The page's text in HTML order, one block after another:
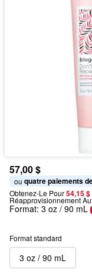
57,00 $
ou quatre paiements
Obtenez-Le Pour54,15
Réapprovisionnement
Format: 3 oz / 90 mL
Format standard
3 oz / 90 mL